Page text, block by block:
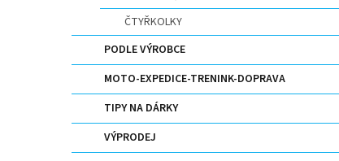
ČTYŘKOLKY
PODLE VÝROBCE
MOTO-EXPEDICE-TRENINK-DOPRAVA
TIPY NA DÁRKY
VÝPRODEJ